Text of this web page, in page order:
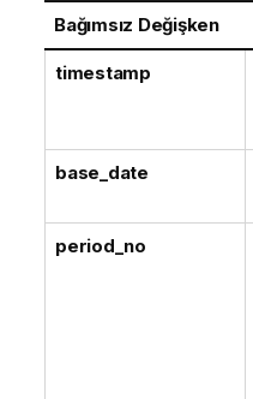
Bağımsız Değişken
timestamp
base_date
period_no